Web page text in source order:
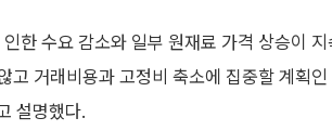
한 수요 감소와 일부 원재료 가격 상승이
고 거래비용과 고정비 축소에 집중할 계획
설명했다.